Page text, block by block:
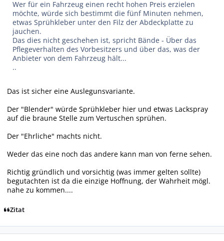
Wer für ein Fahrzeug einen recht hohen Preis erzielen
möchte, würde sich bestimmt die fünf Minuten nehmen,
etwas Sprühkleber unter den Filz der Abdeckplatte zu
jauchen.
Das dies nicht geschehen ist, spricht Bände - Über das
Pflegeverhalten des Vorbesitzers und über das, was der
Anbieter von dem Fahrzeug hält...
..
Das ist sicher eine Auslegunsvariante.
Der "Blender" würde Sprühkleber hier und etwas Lackspray
auf die braune Stelle zum Vertuschen sprühen.
Der "Ehrliche" machts nicht.
Weder das eine noch das andere kann man von ferne sehen.
Richtig gründlich und vorsichtig (was immer gelten sollte)
begutachten ist da die einzige Hoffnung, der Wahrheit mögl.
nahe zu kommen....
Zitat